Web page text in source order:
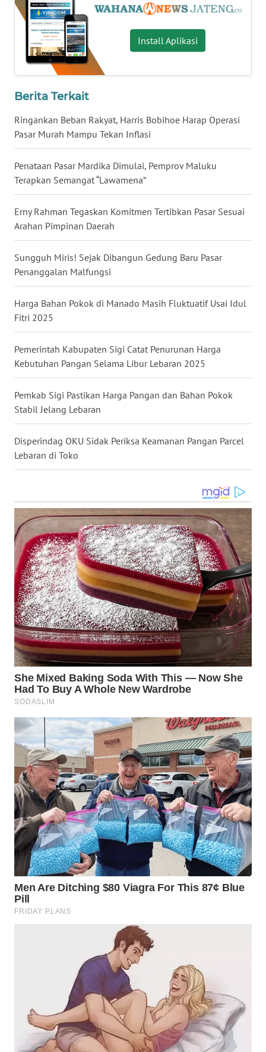
Install Aplikasi
Berita Terkait
Ringankan Beban Rakyat, Harris Bobihoe Harap Operasi
Pasar Murah Mampu Tekan Inflasi
Penataan Pasar Mardika Dimulai, Pemprov Maluku
Terapkan Semangat “Lawamena”
Erny Rahman Tegaskan Komitmen Tertibkan Pasar Sesuai
Arahan Pimpinan Daerah
Sungguh Miris! Sejak Dibangun Gedung Baru Pasar
Penanggalan Malfungsi
Harga Bahan Pokok di Manado Masih Fluktuatif Usai Idul
Fitri 2025
Pemerintah Kabupaten Sigi Catat Penurunan Harga
Kebutuhan Pangan Selama Libur Lebaran 2025
Pemkab Sigi Pastikan Harga Pangan dan Bahan Pokok
Stabil Jelang Lebaran
Disperindag OKU Sidak Periksa Keamanan Pangan Parcel
Lebaran di Toko
BENGKULU
WN
LAMPUNG
JATENG
WN
NUSANTARA
WN
JOGJA
WN
JATIM
WN
BALI
WN
KALBAR
WN
KALTENG
WN
KALSEL
WN
SULSEL
WN
GORONTALO
WN
SULUT
WN
MALUKU
WN
WN
DAIRI
WN
DANAU
TOBA
WN
NIAS
WN
LANGKAT
LESUNG
WN